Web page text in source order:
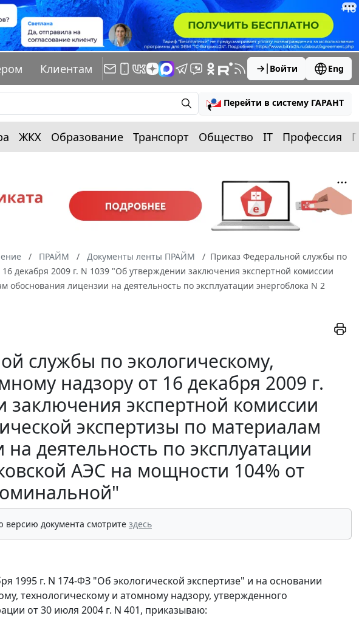
Клиентам Войти Eng
Перейти в систему ГАРАНТ
ЖКХ Образование Транспорт Общество IT Профессия
ПРАЙМ Документы ленты ПРАЙМ
Приказ Федеральной службы по
декабря 2009 г. N 1039 "Об утверждении заключения экспертной комиссии
обоснования лицензии на деятельность по эксплуатации энергоблока N 2
службы по экологическому,
надзору от 16 декабря 2009 г.
заключения экспертной комиссии
экспертизы по материалам
деятельность по эксплуатации
АЭС на мощности 104% от
версию документа смотрите здесь
1995 г. N 174-ФЗ "Об экологической экспертизе" и на основании
технологическому и атомному надзору, утвержденного
от 30 июля 2004 г. N 401, приказываю: